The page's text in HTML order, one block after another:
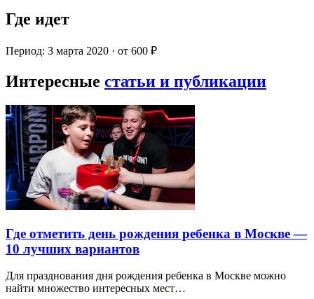
Где идет
Период: 3 марта 2020 · от 600 ₽
Интересные статьи и публикации
Где отметить день рождения ребенка в Москве —
10 лучших вариантов
Для празднования дня рождения ребенка в Москве можно
найти множество интересных мест…